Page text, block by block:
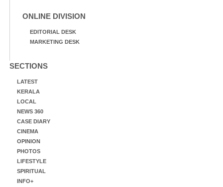
ONLINE DIVISION
EDITORIAL DESK
MARKETING DESK
SECTIONS
LATEST
KERALA
LOCAL
NEWS 360
CASE DIARY
CINEMA
OPINION
PHOTOS
LIFESTYLE
SPIRITUAL
INFO+